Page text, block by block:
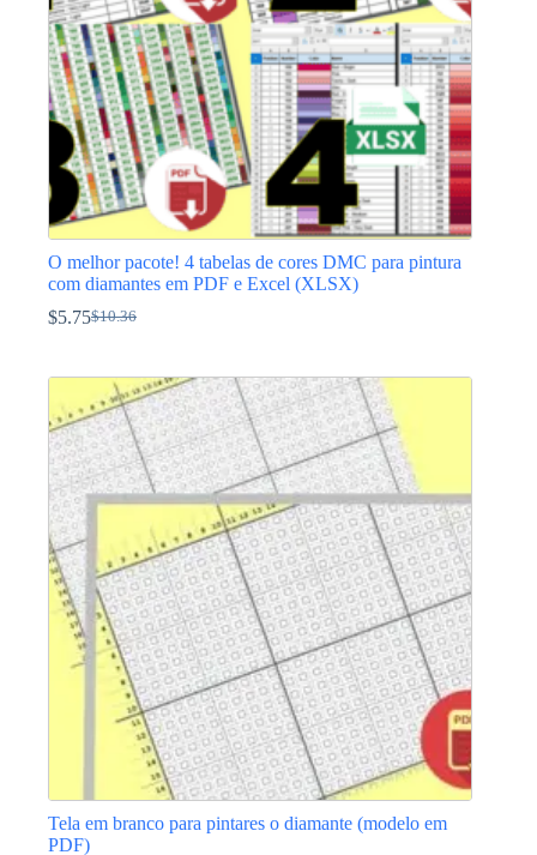
O melhor pacote! 4 tabelas de cores DMC para pintura
com diamantes em PDF e Excel (XLSX)
$10.36
O
era:
$10.36.
$5.75O
$5.75.
Tela em branco para pintares o diamante (modelo em
PDF)